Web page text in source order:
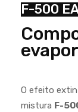
F-500
O efeito
mistura F-